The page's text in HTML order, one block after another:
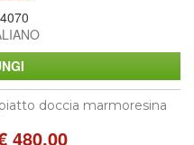
doccia marmoresina
480.00